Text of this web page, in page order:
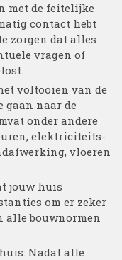
met de feitelijke
contact hebt
zorgen dat alles
vragen of
voltooien van de
gaan naar de
onder andere
elektriciteits-
vloeren
jouw huis
om er zeker
alle bouwnormen
Nadat alle